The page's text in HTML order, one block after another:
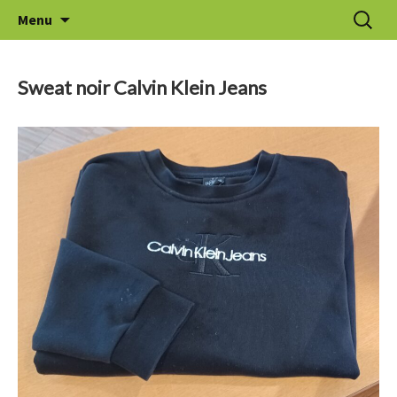
Le Thuit de l'Oison
Menu
Sweat noir Calvin Klein Jeans